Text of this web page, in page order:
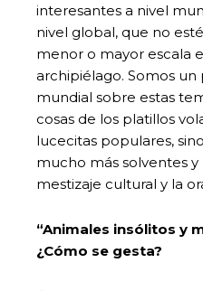
interesantes a nivel
nivel global, que no
menor o mayor escala
archipiélago. Somos
mundial sobre estas
cosas de los platillos
lucecitas populares,
mucho más solventes
mestizaje cultural y la
“Animales insólitos y
¿Cómo se gesta?